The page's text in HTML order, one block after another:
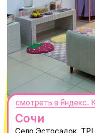
+7 (932) 602-41-15
ТРК «Европолис Ростокино»
ул. Проспект Мира, 211 к2
с 10-00 до 22-00
Москва
смотреть в Яндекс.Картах